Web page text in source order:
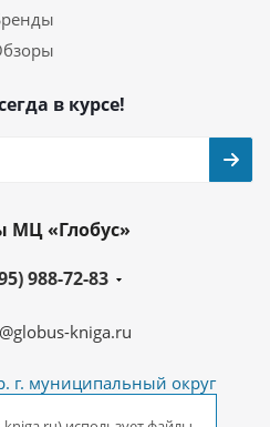
в курсе!
МЦ «Глобус»
988-72-83
kniga.ru
г. муниципальный округ